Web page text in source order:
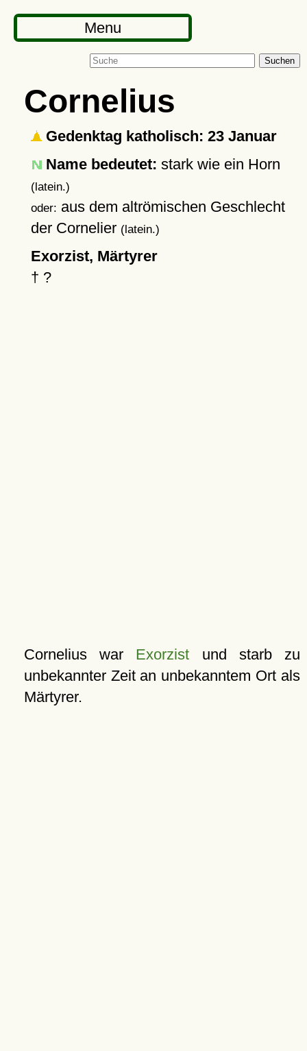
Menu
Suchen
Cornelius
Gedenktag katholisch: 23 Januar
Name bedeutet: stark wie ein Horn
(latein.)
oder: aus dem altrömischen Geschlecht
der Cornelier (latein.)
Exorzist, Märtyrer
† ?
Cornelius war Exorzist und starb zu
unbekannter Zeit an unbekanntem Ort als
Märtyrer.